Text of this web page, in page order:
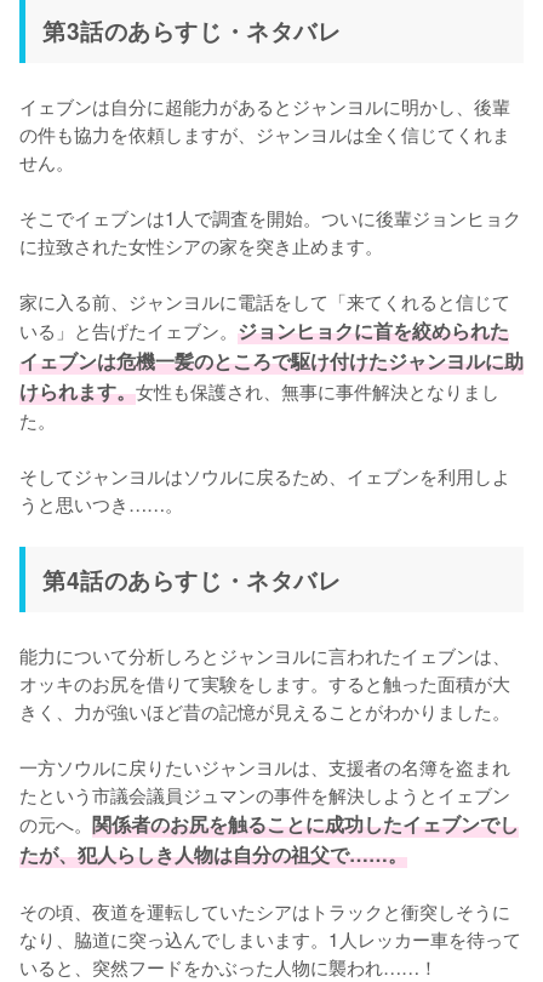
第3話のあらすじ・ネタバレ
イェブンは自分に超能力があるとジャンヨルに明かし、後輩
の件も協力を依頼しますが、ジャンヨルは全く信じてくれま
せん。
そこでイェブンは1人で調査を開始。ついに後輩ジョンヒョク
に拉致された女性シアの家を突き止めます。
家に入る前、ジャンヨルに電話をして「来てくれると信じて
いる」と告げたイェブン。 ジョンヒョクに首を絞められた
イェブンは危機一髪のところで駆け付けたジャンヨルに助
けられます。女性も保護され、無事に事件解決となりまし
た。
そしてジャンヨルはソウルに戻るため、イェブンを利用しよ
うと思いつき……。
第4話のあらすじ・ネタバレ
能力について分析しろとジャンヨルに言われたイェブンは、
オッキのお尻を借りて実験をします。すると触った面積が大
きく、力が強いほど昔の記憶が見えることがわかりました。
一方ソウルに戻りたいジャンヨルは、支援者の名簿を盗まれ
たという市議会議員ジュマンの事件を解決しようとイェブン
の元へ。 関係者のお尻を触ることに成功したイェブンでし
たが、犯人らしき人物は自分の祖父で……。
その頃、夜道を運転していたシアはトラックと衝突しそうに
なり、脇道に突っ込んでしまいます。1人レッカー車を待って
いると、突然フードをかぶった人物に襲われ……！